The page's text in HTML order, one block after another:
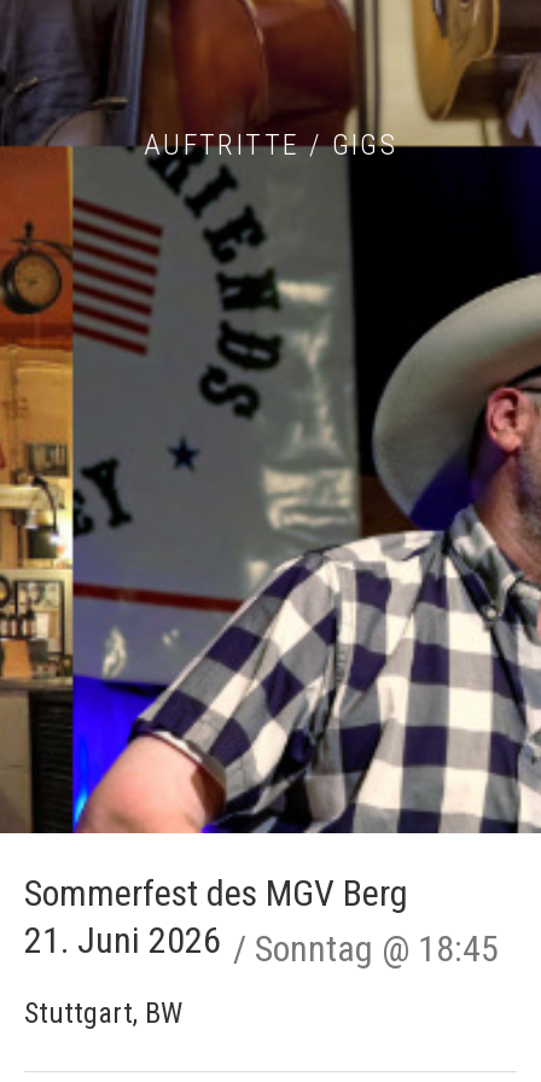
AUFTRITTE / GIGS
Sommerfest des MGV Berg
21. Juni 2026
Sonntag @ 18:45
Stuttgart, BW